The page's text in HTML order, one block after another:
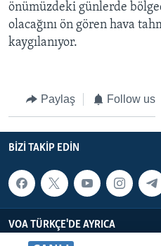
önümüzdeki günlerde
olacağını ön gören hava
kaygılanıyor.
Paylaş Follow us
BIZI TAKIP EDIN
VOA TÜRKÇE'DE AYRICA